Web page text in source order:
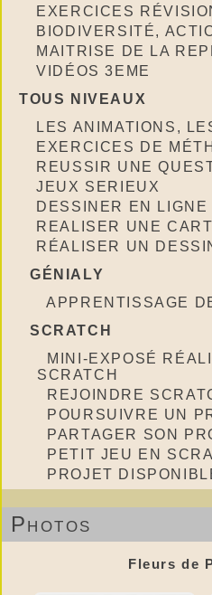
EXERCICES
BIODIVERSITÉ,
MAITRISE DE LA
VIDÉOS 3EME
TOUS NIVEAUX
LES ANIMATIONS,
EXERCICES DE
REUSSIR UNE
JEUX SERIEUX
DESSINER EN LIGNE
REALISER UNE
RÉALISER UN
GÉNIALY
APPRENTISSAGE
SCRATCH
MINI-EXPOSÉ
SCRATCH
REJOINDRE
POURSUIVRE UN
PARTAGER SON
PETIT JEU EN
PROJET
Photos
Fleurs de